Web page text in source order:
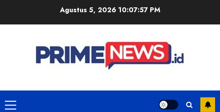
Agustus 5, 2026 10:07:57 PM
Primary